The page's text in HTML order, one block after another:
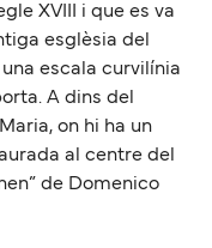
XVIII i que es va
esglèsia del
escala curvilínia
A dins del
on hi ha un
al centre del
de Domenico